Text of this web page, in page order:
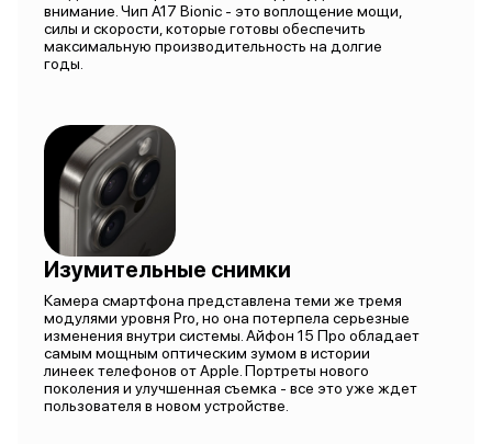
внимание. Чип A17 Bionic - это воплощение мощи,
силы и скорости, которые готовы обеспечить
максимальную производительность на долгие
годы.
Изумительные снимки
Камера смартфона представлена теми же тремя
модулями уровня Pro, но она потерпела серьезные
изменения внутри системы. Айфон 15 Про обладает
самым мощным оптическим зумом в истории
линеек телефонов от Apple. Портреты нового
поколения и улучшенная съемка - все это уже ждет
пользователя в новом устройстве.